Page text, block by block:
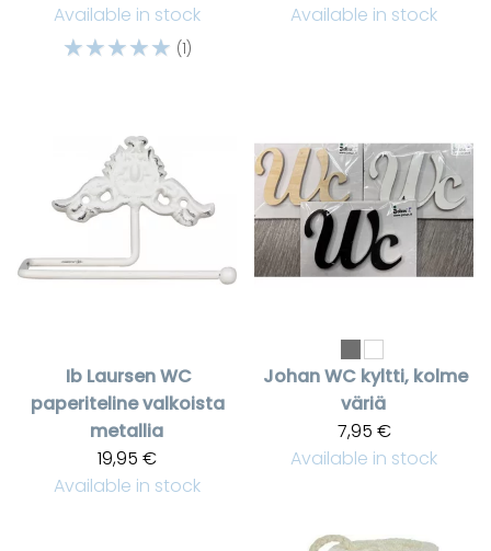
Available in stock
☆☆☆☆☆ (1)
Available in stock
Ib LaursenWC
paperiteline valkoista
metallia
19,95 €
Available in stock
JohanWC kyltti, kolme
väriä
7,95 €
Available in stock